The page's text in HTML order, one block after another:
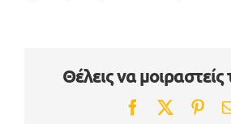
Θέλεις να
Facebook
Twitter